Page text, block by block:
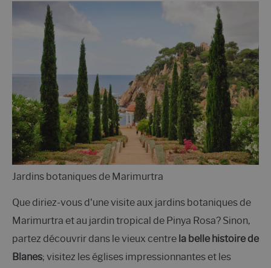
Jardins botaniques de Marimurtra
Que diriez-vous d'une visite aux jardins botaniques de
Marimurtra et au jardin tropical de Pinya Rosa? Sinon,
partez découvrir dans le vieux centre la belle histoire de
Blanes; visitez les églises impressionnantes et les